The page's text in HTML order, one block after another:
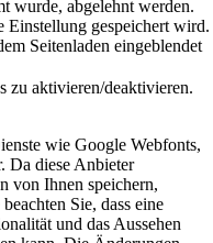
wurde, abgelehnt werden.
Einstellung gespeichert wird.
Seitenladen eingeblendet
zu aktivieren/deaktivieren.
wie Google Webfonts,
Da diese Anbieter
von Ihnen speichern,
Sie, dass eine
und das Aussehen